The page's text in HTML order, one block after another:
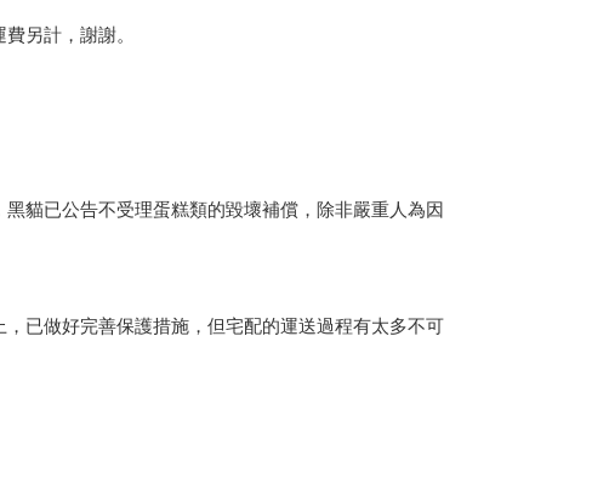
另計，謝謝。
貓已公告不受理蛋糕類的毀壞補償，除非嚴重人為因
已做好完善保護措施，但宅配的運送過程有太多不可